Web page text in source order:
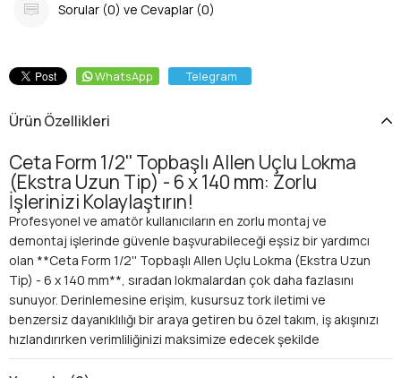
Sorular (0) ve Cevaplar (0)
WhatsApp Telegram
Ürün Özellikleri
Ceta Form 1/2'' Topbaşlı Allen Uçlu Lokma
(Ekstra Uzun Tip) - 6 x 140 mm: Zorlu
İşlerinizi Kolaylaştırın!
Profesyonel ve amatör kullanıcıların en zorlu montaj ve
demontaj işlerinde güvenle başvurabileceği eşsiz bir yardımcı
olan **Ceta Form 1/2'' Topbaşlı Allen Uçlu Lokma (Ekstra Uzun
Tip) - 6 x 140 mm**, sıradan lokmalardan çok daha fazlasını
sunuyor. Derinlemesine erişim, kusursuz tork iletimi ve
benzersiz dayanıklılığı bir araya getiren bu özel takım, iş akışınızı
hızlandırırken verimliliğinizi maksimize edecek şekilde
tasarlandı. Dar ve ulaşılması güç alanlarda karşılaştığınız